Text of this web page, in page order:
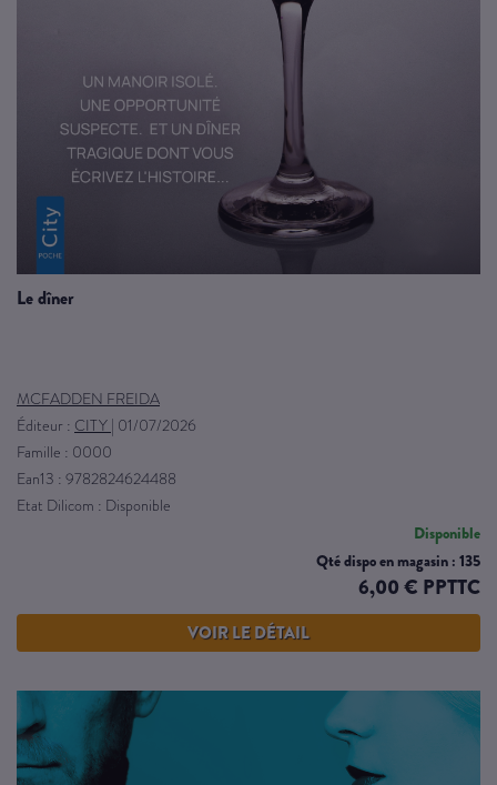
le dîner
MCFADDEN FREIDA
Éditeur : CITY | 01/07/2026
Famille : 0000
Ean13 : 9782824624488
Etat Dilicom : Disponible
Disponible
Qté dispo en magasin : 135
6,00 € PPTTC
VOIR LE DÉTAIL